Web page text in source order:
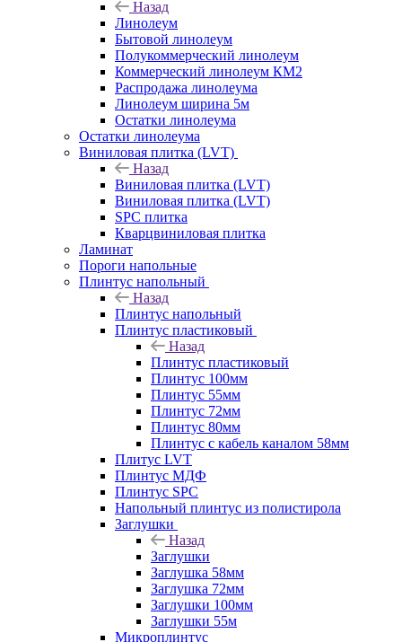
Назад
Линолеум
Бытовой линолеум
Полукоммерческий линолеум
Коммерческий линолеум КМ2
Распродажа линолеума
Линолеум ширина 5м
Остатки линолеума
Остатки линолеума
Виниловая плитка (LVT)
Назад
Виниловая плитка (LVT)
Виниловая плитка (LVT)
SPC плитка
Кварцвиниловая плитка
Ламинат
Пороги напольные
Плинтус напольный
Назад
Плинтус напольный
Плинтус пластиковый
Назад
Плинтус пластиковый
Плинтус 100мм
Плинтус 55мм
Плинтус 72мм
Плинтус 80мм
Плинтус с кабель каналом 58мм
Плитус LVT
Плинтус МДФ
Плинтус SPC
Напольный плинтус из полистирола
Заглушки
Назад
Заглушки
Заглушка 58мм
Заглушка 72мм
Заглушки 100мм
Заглушки 55м
Микроплинтус